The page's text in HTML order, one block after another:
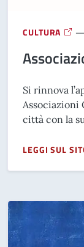
CULTURA
Si rinnova
città con la
LEGGI SUL
A PROPOSITO